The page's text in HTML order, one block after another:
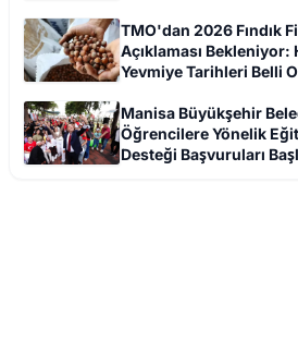
TMO'dan 2026 Fındık
Açıklaması Bekleniyor:
Yevmiye Tarihleri Belli
Manisa Büyükşehir
Öğrencilere Yönelik
Desteği Başvuruları